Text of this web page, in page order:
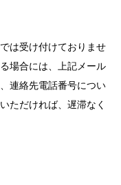
は受け付けておりませ
場合には、上記メール
連絡先電話番号につい
ただければ、遅滞なく